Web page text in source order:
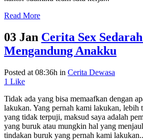
Read More
03 Jan Cerita Sex
Mengandung Anakku
Posted at 08:36h in Cerita Dewasa
1 Like
Tidak ada yang bisa memaafkan dengan
lakukan. Yang pernah kami lakukan, lebih
yang tidak terpuji, maksud saya adalah
yang buruk atau mungkin hal yang
tindakan buruk yang pernah kami